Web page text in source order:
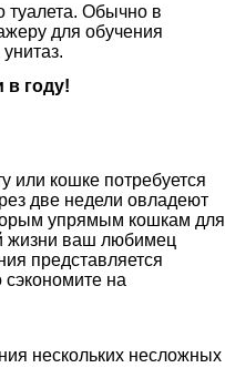
туалета. Обычно в
для обучения
в году!
или кошке потребуется
две недели овладеют
упрямым кошкам для
жизни ваш любимец
представляется
на
нескольких несложных